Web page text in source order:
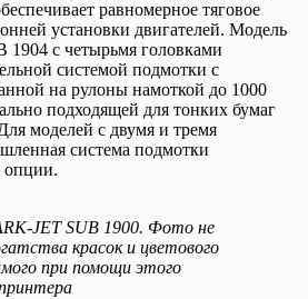
равномерное тяговое
установки двигателей. Модель
с четырьмя головками
системой подмотки с
на рулоны намоткой до 1000
подходящей для тонких бумаг
моделей с двумя и тремя
система подмотки
опции.
JET SUB 1900. Фото не
красок и цветового
при помощи этого